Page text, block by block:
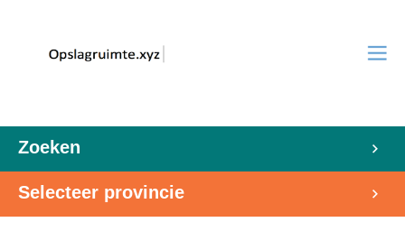
Zoeken
Selecteer provincie